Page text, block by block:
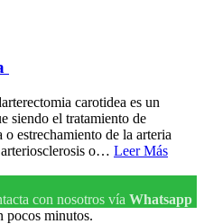
no ablativo
carotidea es un
siendo el tratamiento de
o estrechamiento de la arteria
arteriosclerosis o… Leer Más
con nosotros vía Whatsapp
pocos minutos.